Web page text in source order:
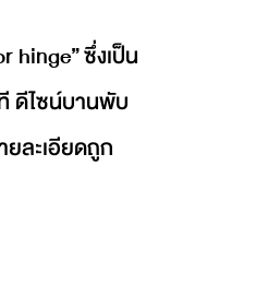
ซึ่งเป็น
ดีไซน์บานพับ
ละเอียดถูก